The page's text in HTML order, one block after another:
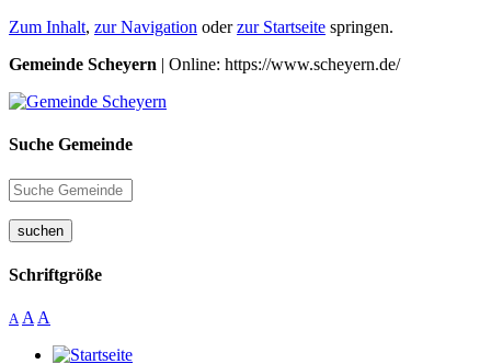
Zum Inhalt, zur Navigation oderzur Startseite springen.
Gemeinde Scheyern | Online: https://www.scheyern.de/
Suche Gemeinde
suchen
Schriftgröße
A A A